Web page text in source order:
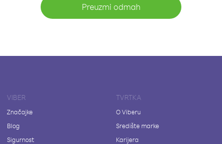
Preuzmi odmah
VIBER
Značajke
Blog
Sigurnost
TVRTKA
O Viberu
Središte marke
Karijera